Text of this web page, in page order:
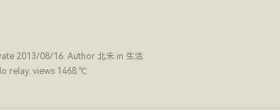
2013/08/16. Author 北禾.in 生活.
relay. views 1468 ­℃